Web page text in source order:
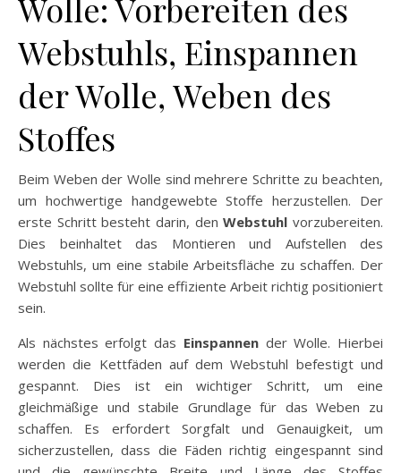
Wolle: Vorbereiten des
Webstuhls, Einspannen
der Wolle, Weben des
Stoffes
Beim Weben der Wolle sind mehrere Schritte zu beachten,
um hochwertige handgewebte Stoffe herzustellen. Der
erste Schritt besteht darin, denWebstuhl vorzubereiten.
Dies beinhaltet das Montieren und Aufstellen des
Webstuhls, um eine stabile Arbeitsfläche zu schaffen. Der
Webstuhl sollte für eine effiziente Arbeit richtig positioniert
sein.
Als nächstes erfolgt das Einspannender Wolle. Hierbei
werden die Kettfäden auf dem Webstuhl befestigt und
gespannt. Dies ist ein wichtiger Schritt, um eine
gleichmäßige und stabile Grundlage für das Weben zu
schaffen. Es erfordert Sorgfalt und Genauigkeit, um
sicherzustellen, dass die Fäden richtig eingespannt sind